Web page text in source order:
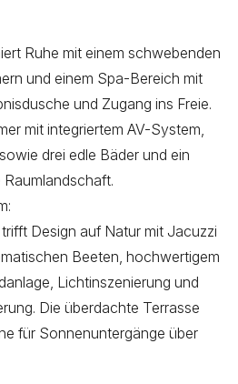
Ruhe mit einem schwebenden
und einem Spa-Bereich mit
und Zugang ins Freie.
mit integriertem AV-System,
drei edle Bäder und ein
Design auf Natur mit Jacuzzi
Beeten, hochwertigem
Lichtinszenierung und
Die überdachte Terrasse
für Sonnenuntergänge über